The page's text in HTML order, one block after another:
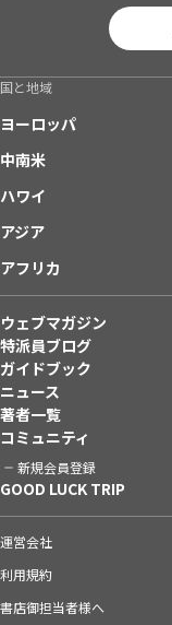
国と地域
ヨーロッパ
中南米
ハワイ
アジア
アフリカ
ウェブマガジン
特派員ブログ
ガイドブック
ニュース
著者一覧
コミュニティ
新規会員登録
GOOD LUCK TRIP
運営会社
利用規約
書店御担当者様へ